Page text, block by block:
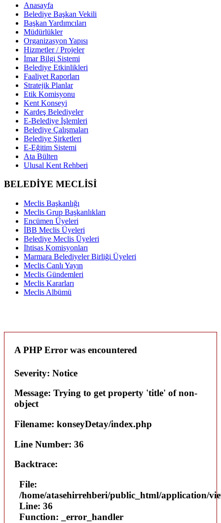
Anasayfa
Belediye Başkan Vekili
Başkan Yardımcıları
Müdürlükler
Organizasyon Yapısı
Hizmetler / Projeler
İmar Bilgi Sistemi
Belediye Etkinlikleri
Faaliyet Raporları
Stratejik Planlar
Etik Komisyonu
Kent Konseyi
Kardeş Belediyeler
E-Belediye İşlemleri
Belediye Çalışmaları
Belediye Şirketleri
E-Eğitim Sistemi
Ata Bülten
Ulusal Kent Rehberi
BELEDİYE MECLİSİ
Meclis Başkanlığı
Meclis Grup Başkanlıkları
Encümen Üyeleri
İBB Meclis Üyeleri
Belediye Meclis Üyeleri
İhtisas Komisyonları
Marmara Belediyeler Birliği Üyeleri
Meclis Canlı Yayın
Meclis Gündemleri
Meclis Kararları
Meclis Albümü
A PHP Error was encountered
Severity: Notice
Message: Trying to get property 'title' of non-
object
Filename: konseyDetay/index.php
Line Number: 36
Backtrace:
File:
/home/atasehirrehberi/public_html/application/
Line: 36
Function: _error_handler